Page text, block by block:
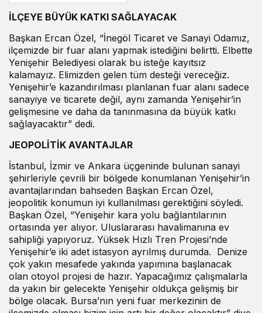
İLÇEYE BÜYÜK KATKI SAĞLAYACAK
Başkan Ercan Özel, “İnegöl Ticaret ve Sanayi Odamız,
ilçemizde bir fuar alanı yapmak istediğini belirtti. Elbette
Yenişehir Belediyesi olarak bu isteğe kayıtsız
kalamayız. Elimizden gelen tüm desteği vereceğiz.
Yenişehir’e kazandırılması planlanan fuar alanı sadece
sanayiye ve ticarete değil, aynı zamanda Yenişehir’in
gelişmesine ve daha da tanınmasına da büyük katkı
sağlayacaktır” dedi.
JEOPOLİTİK AVANTAJLAR
İstanbul, İzmir ve Ankara üçgeninde bulunan sanayi
şehirleriyle çevrili bir bölgede konumlanan Yenişehir’in
avantajlarından bahseden Başkan Ercan Özel,
jeopolitik konumun iyi kullanılması gerektiğini söyledi.
Başkan Özel, “Yenişehir kara yolu bağlantılarının
ortasında yer alıyor. Uluslararası havalimanına ev
sahipliği yapıyoruz. Yüksek Hızlı Tren Projesi’nde
Yenişehir’e iki adet istasyon ayrılmış durumda. Denize
çok yakın mesafede yakında yapımına başlanacak
olan otoyol projesi de hazır. Yapacağımız çalışmalarla
da yakın bir gelecekte Yenişehir oldukça gelişmiş bir
bölge olacak. Bursa’nın yeni fuar merkezinin de